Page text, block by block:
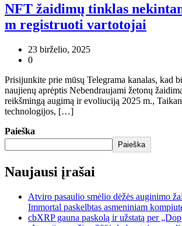
NFT žaidimų tinklas
m registruoti vartotojai
23 birželio, 2025
0
Prisijunkite prie mūsų Telegrama kanalas, kad
naujienų aprėptis Nebendraujami žetonų
reikšmingą augimą ir evoliuciją 2025 m.,
technologijos, […]
Paieška
Paieška
Naujausi įrašai
Atviro pasaulio smėlio dėžės auginimo
Immortal paskelbtas asmeniniam
cbXRP gauna paskolą ir užstatą per